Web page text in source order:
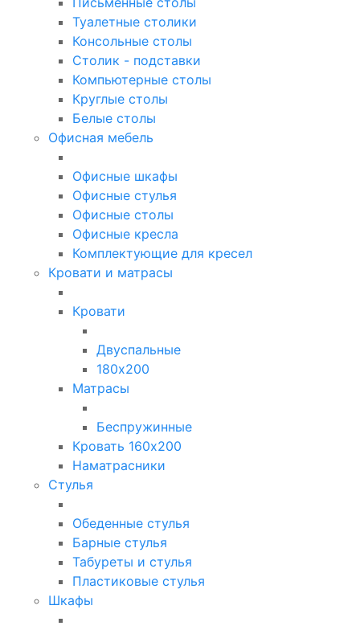
Туалетные столики
Консольные столы
Столик - подставки
Компьютерные столы
Круглые столы
Белые столы
Офисная мебель
Офисные шкафы
Офисные стулья
Офисные столы
Офисные кресла
Комплектующие для кресел
Кровати и матрасы
Кровати
Двуспальные
180х200
Матрасы
Беспружинные
Кровать 160х200
Наматрасники
Стулья
Обеденные стулья
Барные стулья
Табуреты и стулья
Пластиковые стулья
Шкафы